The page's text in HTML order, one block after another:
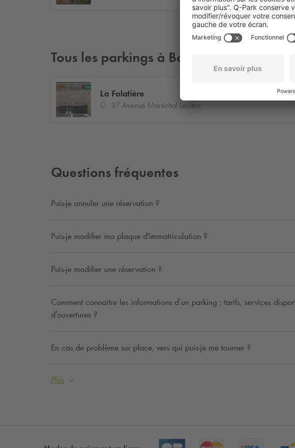
Tous les parkings à Bourgoin-Jallieu
La Folatière
37 Avenue Maréchal Leclerc
Questions fréquentes
Puis-je annuler une réservation ?
Puis-je modifier ma plaque d'immatriculation ?
Puis-je modifier une réservation ?
Comment connaitre les informations d’un parking : tarifs, services
d’ouvertures ?
En cas de problème sur place, vers qui puis-je me tourner ?
Plus